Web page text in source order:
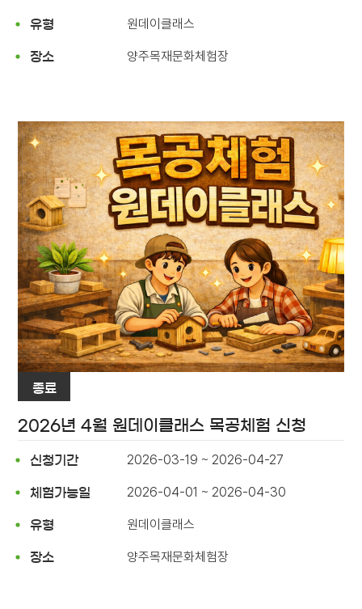
유형 원데이클래스
장소 양주목재문화체험장
종료
2026년 4월 원데이클래스 목공체험 신청
신청기간 2026-03-19 ~ 2026-04-27
체험가능일 2026-04-01 ~ 2026-04-30
유형 원데이클래스
장소 양주목재문화체험장